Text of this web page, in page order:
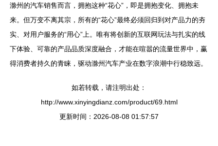
滁州的汽车销售而言，拥抱这种“花心”，即是拥抱变化、拥抱未
来。但万变不离其宗，所有的“花心”最终必须回归到对产品力的夯
实、对用户服务的“用心”上。唯有将创新的互联网玩法与扎实的线
下体验、可靠的产品品质深度融合，才能在喧嚣的流量世界中，赢
得消费者持久的青睐，驱动滁州汽车产业在数字浪潮中行稳致远。
如若转载，请注明出处：
http://www.xinyingdianz.com/product/69.html
更新时间：2026-08-08 01:57:57